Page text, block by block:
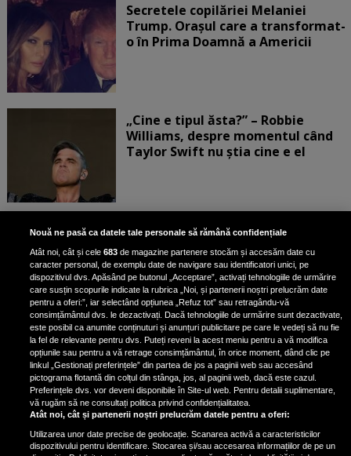
Secretele copilăriei Melaniei
Trump. Orașul care a transformat-
o în Prima Doamnă a Americii
„Cine e tipul ăsta?” – Robbie
Williams, despre momentul când
Taylor Swift nu știa cine e el
Bruce Dickinson, solistul trupei
Iron Maiden, şi-a arătat talentul
de scrimer la un concurs în Franţa
Nicki Minaj, acuzată de agresiune
de fostul manager: Detalii șocante
din proces
Nicki Minaj le-a lăudat pe...
Nouă ne pasă ca datele tale personale să rămână confidențiale
Atât noi, cât și cele683 de magazine partenere stocăm și accesăm date cu
caracter personal, de exemplu date de navigare sau identificatori unici, pe
dispozitivul dvs. Apăsând pe butonul „Acceptare”, activați tehnologiile de urmărire
care susțin scopurile indicate la rubrica „Noi, și partenerii noștri prelucrăm date
pentru a oferi:”, iar selectând opțiunea „Refuz tot” sau retragându-vă
consimțământul dvs. le dezactivați. Dacă tehnologiile de urmărire sunt dezactivate,
este posibil ca anumite conținuturi și anunțuri publicitare pe care le vedeți să nu fie
la fel de relevante pentru dvs. Puteți reveni la acest meniu pentru a vă modifica
opțiunile sau pentru a vă retrage consimțământul, în orice moment, dând clic pe
linkul „Gestionați preferințele” din partea de jos a paginii web sau accesând
pictograma flotantă din colțul din stânga, jos, al paginii web, dacă este cazul.
Preferințele dvs. vor deveni disponibile în Site-ul web. Pentru detalii suplimentare,
vă rugăm să ne consultați politica privind confidențialitatea.
Atât noi, cât și partenerii noștri prelucrăm datele pentru a oferi:
Utilizarea unor date precise de geolocație. Scanarea activă a caracteristicilor
dispozitivului pentru identificare. Stocarea și/sau accesarea informațiilor de pe un